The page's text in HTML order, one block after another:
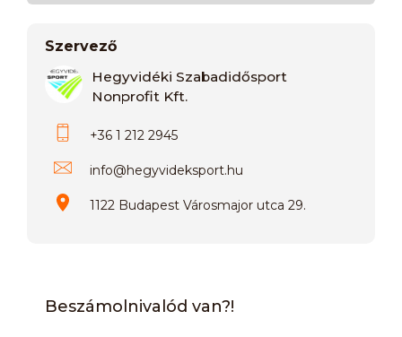
Szervező
Hegyvidéki Szabadidősport
Nonprofit Kft.
+36 1 212 2945
info@hegyvideksport.hu
1122 Budapest Városmajor utca 29.
Beszámolnivalód van?!